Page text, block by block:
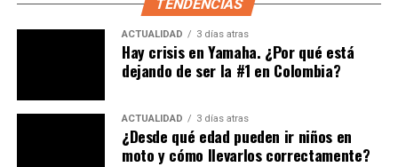
TENDENCIAS
ACTUALIDAD 3 días atras
Hay crisis en Yamaha. ¿Por qué está
dejando de ser la #1 en Colombia?
ACTUALIDAD 3 días atras
¿Desde qué edad pueden ir niños en
moto y cómo llevarlos correctamente?